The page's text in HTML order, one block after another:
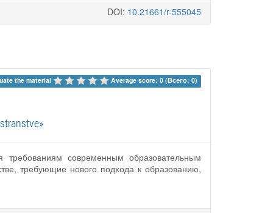
DOI: 10.21661/r-555045
the material Average score: 0 (Всего: 0)
требованиям современным образовательным
требующие нового подхода к образованию,